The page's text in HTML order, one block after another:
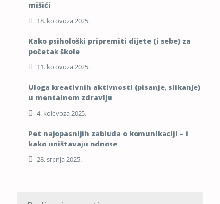
mišići
18. kolovoza 2025.
Kako psihološki pripremiti dijete (i sebe) za
početak škole
11. kolovoza 2025.
Uloga kreativnih aktivnosti (pisanje, slikanje)
u mentalnom zdravlju
4. kolovoza 2025.
Pet najopasnijih zabluda o komunikaciji – i
kako uništavaju odnose
28. srpnja 2025.